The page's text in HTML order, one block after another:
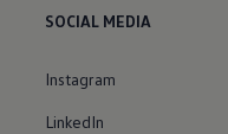
SOCIAL MEDIA
Instagram
LinkedIn